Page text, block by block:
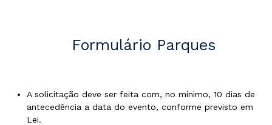
Formulário Parques
A solicitação deve ser feita com, no mínimo, 10 dias de
antecedência a data do evento, conforme previsto em
Lei.